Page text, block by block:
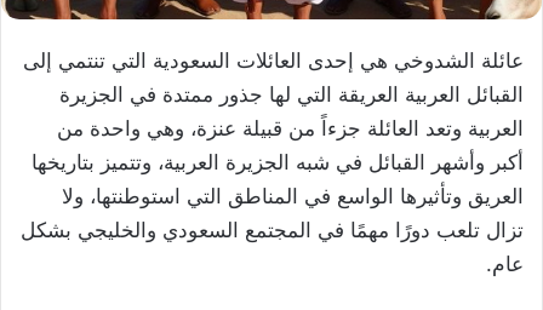
عائلة الشدوخي هي إحدى العائلات السعودية التي تنتمي إلى
القبائل العربية العريقة التي لها جذور ممتدة في الجزيرة
العربية وتعد العائلة جزءاً من قبيلة عنزة، وهي واحدة من
أكبر وأشهر القبائل في شبه الجزيرة العربية، وتتميز بتاريخها
العريق وتأثيرها الواسع في المناطق التي استوطنتها، ولا
تزال تلعب دورًا مهمًا في المجتمع السعودي والخليجي بشكل
عام.